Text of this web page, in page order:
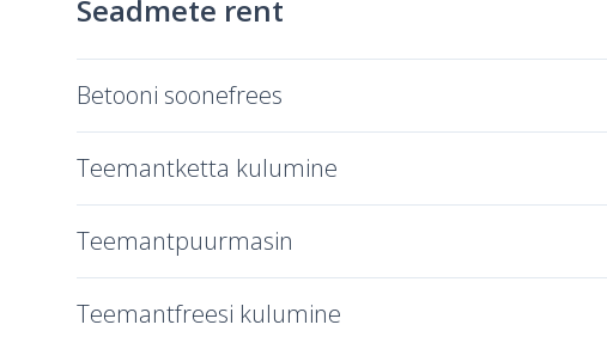
Seadmete rent
Betooni soonefrees
Teemantketta kulumine
Teemantpuurmasin
Teemantfreesi kulumine